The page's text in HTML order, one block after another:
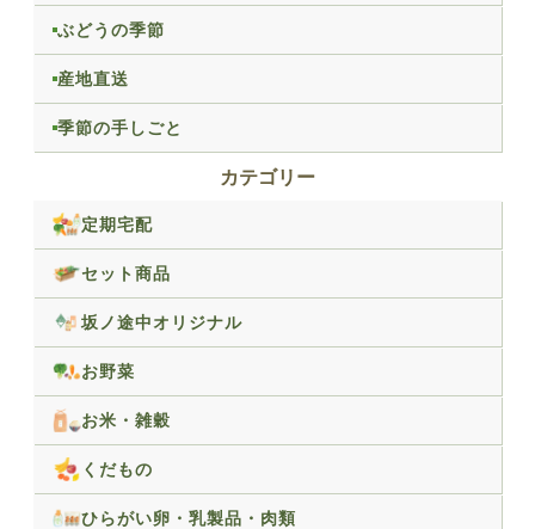
ぶどうの季節
産地直送
季節の手しごと
カテゴリー
定期宅配
セット商品
坂ノ途中オリジナル
お野菜
お米・雑穀
くだもの
ひらがい卵・乳製品・肉類